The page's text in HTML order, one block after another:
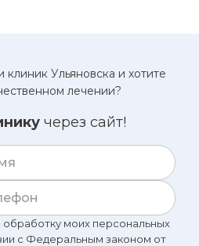
Ульяновска и хотите
лечении?
через сайт!
обработку моих персональных
с Федеральным законом от